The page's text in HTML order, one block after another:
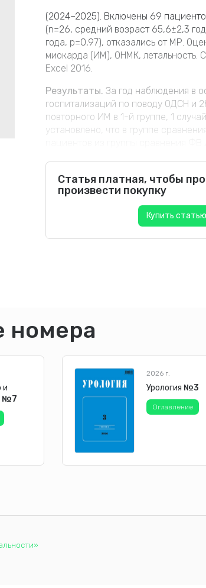
(2024–2025). Включены 69
(n=26, средний возраст 65,6±2,3
года, p=0,97), отказались от МР.
миокарда (ИМ), ОНМК, летальность.
Excel 2016.
Результаты. За год наблюдения в
госпитализаций по поводу ОДСН и
повторного ИМ в 1-й группе, 1
установлено, что в группе
Статья платная, чтобы
произвести покупку
Купить
номера
и
№7
2026 г.
Урология №3
Оглавление